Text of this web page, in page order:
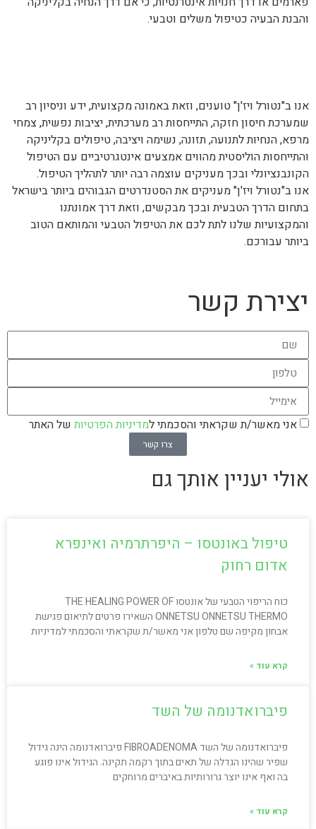
והבנת הבעיה כטיפול משלים וטבעי.
אנו ב"נטורל ויז'ן" טוענים, וזאת באמונה מקצועית, ידע וניסיון רב
שמערכת חיסון חזקה, התייחסות רב מערכתית, יציבות נפשית, צמחי
מרפא, הנחיות לתנועה, תזונה, נשימה ויציבה, טיפולים בקליניקה
והתייחסות הוליסטית מהווים אמצעים אינטגרטיביים עם הטיפול
הקונבנציונלי ובכך מעניקים עוצמה רבה יותר לתהליך הטיפול.
אנו ב"נטורל ויז'ן" מעניקים את הסטנדרטים הגבוהים ביותר בישראל
בתחום הדרך הטבעית ובכך מבקשים, וזאת דרך אמונתנו
והמקצועיות שלנו לתת לכם את הטיפול הטבעי והמותאם הטוב
ביותר עבורכם.
יצירת קשר
אני מאשר/ת שקראתי והסכמתי למדיניות הפרטיות של האתר
צרו קשר
אולי יעניין אותך גם
טיפול באונטסו – היפרתרמיה ואינפרא
אדום רחוק
כוח הריפוי הטבעי של אונטסו THE HEALING POWER OF
ONNETSU ONNETSU THERMO השאירו פרטים לתיאום פגישת
אבחון מקיפה שם טלפון אני מאשר/ת שקראתי והסכמתי למדיניות
קרא עוד »
פיברואדנומה של השד
פיברואדנומה של השד FIBROADENOMA פיברואדנומה הינה גידול
שפיר שהינו הגדלה של תאים בתוך רקמה תקינה. הגידול אינו פוגע
בה ואף אינו יוצר גרורותיות באיברים מרוחקים
קרא עוד »